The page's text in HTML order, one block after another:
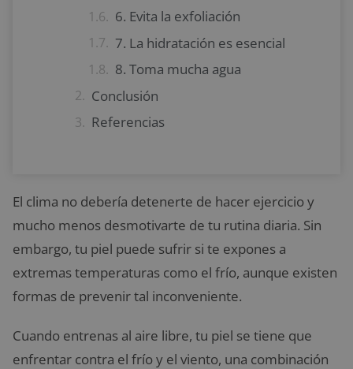
6. Evita la exfoliación
7. La hidratación es esencial
8. Toma mucha agua
Conclusión
Referencias
El clima no debería detenerte de hacer ejercicio y
mucho menos desmotivarte de tu rutina diaria. Sin
embargo, tu piel puede sufrir si te expones a
extremas temperaturas como el frío, aunque existen
formas de prevenir tal inconveniente.
Cuando entrenas al aire libre, tu piel se tiene que
enfrentar contra el frío y el viento, una combinación